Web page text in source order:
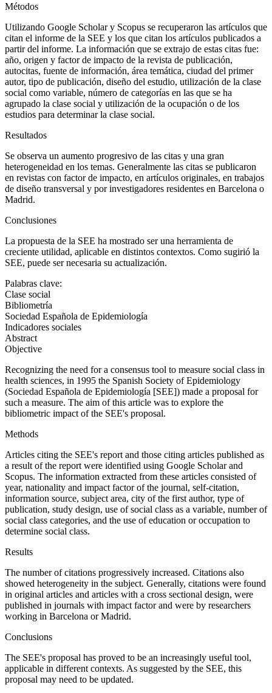
Métodos
Utilizando Google Scholar y Scopus se recuperaron las artículos que
citan el informe de la SEE y los que citan los artículos publicados a
partir del informe. La información que se extrajo de estas citas fue:
año, origen y factor de impacto de la revista de publicación,
autocitas, fuente de información, área temática, ciudad del primer
autor, tipo de publicación, diseño del estudio, utilización de la clase
social como variable, número de categorías en las que se ha
agrupado la clase social y utilización de la ocupación o de los
estudios para determinar la clase social.
Resultados
Se observa un aumento progresivo de las citas y una gran
heterogeneidad en los temas. Generalmente las citas se publicaron
en revistas con factor de impacto, en artículos originales, en trabajos
de diseño transversal y por investigadores residentes en Barcelona o
Madrid.
Conclusiones
La propuesta de la SEE ha mostrado ser una herramienta de
creciente utilidad, aplicable en distintos contextos. Como sugirió la
SEE, puede ser necesaria su actualización.
Palabras clave:
Clase social
Bibliometría
Sociedad Española de Epidemiología
Indicadores sociales
Abstract
Objective
Recognizing the need for a consensus tool to measure social class in
health sciences, in 1995 the Spanish Society of Epidemiology
(Sociedad Española de Epidemiología [SEE]) made a proposal for
such a measure. The aim of this article was to explore the
bibliometric impact of the SEE's proposal.
Methods
Articles citing the SEE's report and those citing articles published as
a result of the report were identified using Google Scholar and
Scopus. The information extracted from these articles consisted of
year, nationality and impact factor of the journal, self-citation,
information source, subject area, city of the first author, type of
publication, study design, use of social class as a variable, number of
social class categories, and the use of education or occupation to
determine social class.
Results
The number of citations progressively increased. Citations also
showed heterogeneity in the subject. Generally, citations were found
in original articles and articles with a cross sectional design, were
published in journals with impact factor and were by researchers
working in Barcelona or Madrid.
Conclusions
The SEE's proposal has proved to be an increasingly useful tool,
applicable in different contexts. As suggested by the SEE, this
proposal may need to be updated.